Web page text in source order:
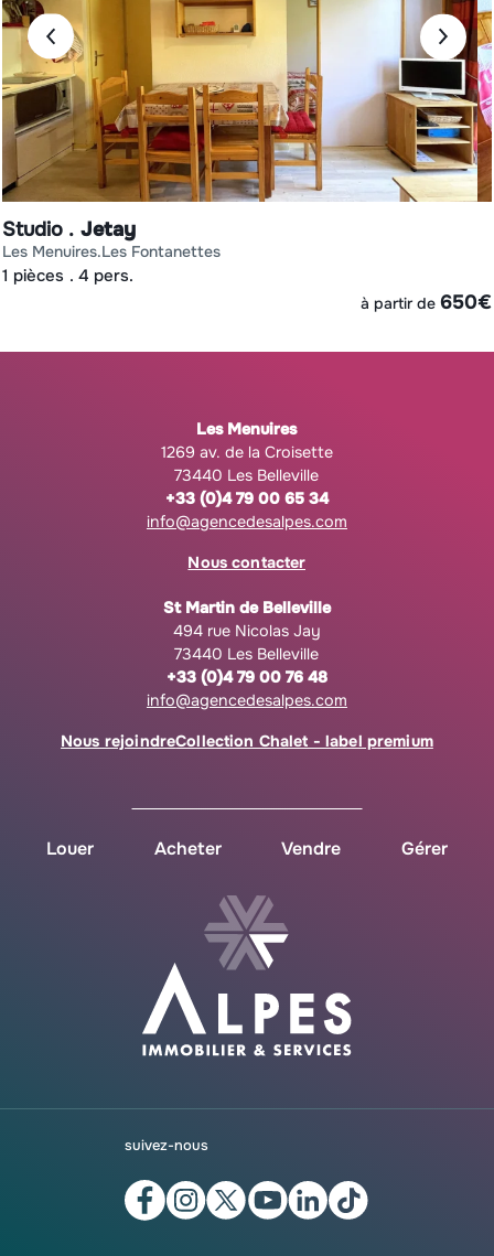
Studio Jetay
les menuires les fontanettes
1 pièces 4 pers.
à partir de 650€
Les Menuires
1269 av. de la Croisette
73440 Les Belleville
+33 (0)4 79 00 65 34
info@agencedesalpes.com
Nous contacter
St Martin de Belleville
494 rue Nicolas Jay
73440 Les Belleville
+33 (0)4 79 00 76 48
info@agencedesalpes.com
Nous rejoindreCollection Chalet - label premium
Louer Acheter Vendre Gérer
suivez-nous